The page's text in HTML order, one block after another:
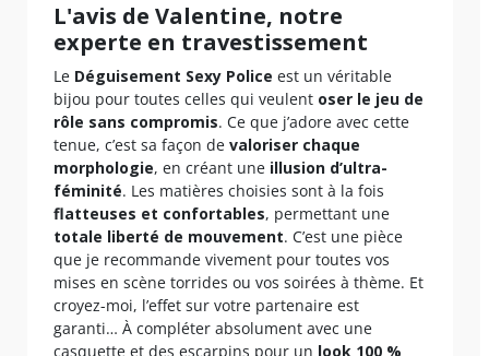
L'avis de Valentine, notre
experte en travestissement
Le Déguisement Sexy Police est un véritable
bijou pour toutes celles qui veulent oser le jeu de
rôle sans compromis. Ce que j’adore avec cette
tenue, c’est sa façon de valoriser chaque
morphologie, en créant une illusion d’ultra-
féminité. Les matières choisies sont à la fois
flatteuses et confortables, permettant une
totale liberté de mouvement. C’est une pièce
que je recommande vivement pour toutes vos
mises en scène torrides ou vos soirées à thème. Et
croyez-moi, l’effet sur votre partenaire est
garanti… À compléter absolument avec une
casquette et des escarpins pour un look 100 %